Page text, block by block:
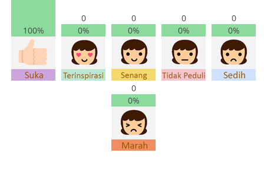
100%
0
0%
0
0%
0
0%
0
0%
0
0%